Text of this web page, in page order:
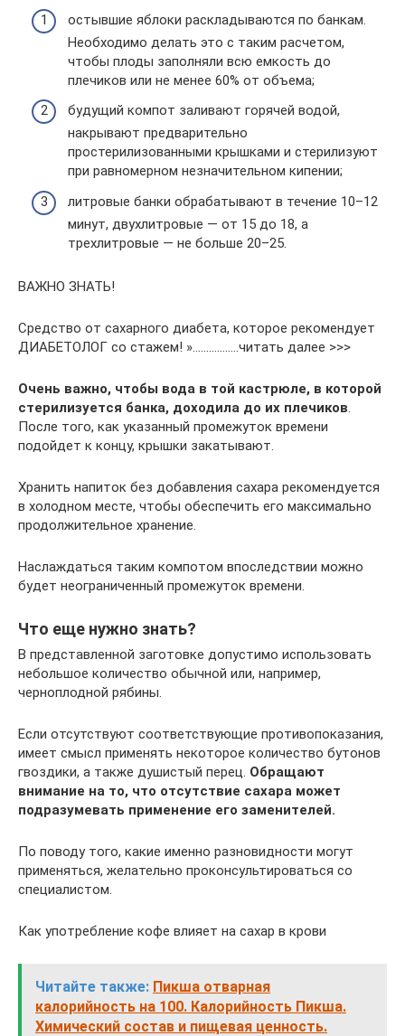
остывшие яблоки раскладываются по банкам.
Необходимо делать это с таким расчетом,
чтобы плоды заполняли всю емкость до
плечиков или не менее 60% от объема;
будущий компот заливают горячей водой,
накрывают предварительно
простерилизованными крышками и стерилизуют
при равномерном незначительном кипении;
литровые банки обрабатывают в течение 10–12
минут, двухлитровые — от 15 до 18, а
трехлитровые — не больше 20–25.
ВАЖНО ЗНАТЬ!
Cредство от сахарного диабета, которое рекомендует
ДИАБЕТОЛОГ со стажем! »……………..читать далее >>>
Очень важно, чтобы вода в той кастрюле, в которой
стерилизуется банка, доходила до их плечиков.
После того, как указанный промежуток времени
подойдет к концу, крышки закатывают.
Хранить напиток без добавления сахара рекомендуется
в холодном месте, чтобы обеспечить его максимально
продолжительное хранение.
Наслаждаться таким компотом впоследствии можно
будет неограниченный промежуток времени.
Что еще нужно знать?
В представленной заготовке допустимо использовать
небольшое количество обычной или, например,
черноплодной рябины.
Если отсутствуют соответствующие противопоказания,
имеет смысл применять некоторое количество бутонов
гвоздики, а также душистый перец. Обращают
внимание на то, что отсутствие сахара может
подразумевать применение его заменителей.
По поводу того, какие именно разновидности могут
применяться, желательно проконсультироваться со
специалистом.
Как употребление кофе влияет на сахар в крови
Читайте также: Пикша отварная
калорийность на 100. Калорийность Пикша.
Химический состав и пищевая ценность.